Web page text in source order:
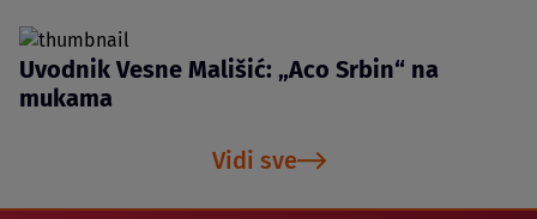
Uvodnik Vesne Mališić: „Aco Srbin“ na
mukama
Vidi sve